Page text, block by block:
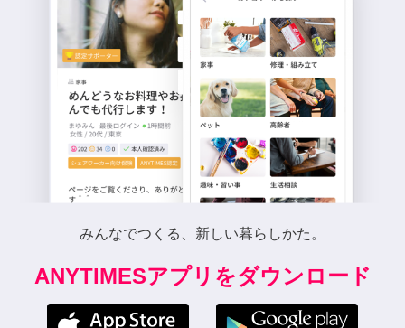
みんなでつくる、新しい暮らしかた。
ANYTIMESアプリをダウンロード